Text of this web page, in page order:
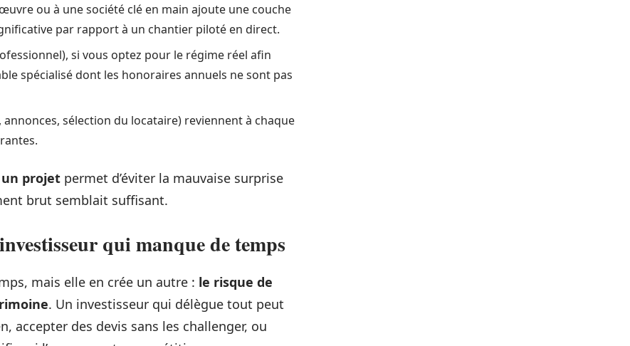
ou à une société clé en main ajoute une couche
par rapport à un chantier piloté en direct.
si vous optez pour le régime réel afin
spécialisé dont les honoraires annuels ne sont pas
sélection du locataire) reviennent à chaque
projet permet d’éviter la mauvaise surprise
brut semblait suffisant.
qui manque de temps
mais elle en crée un autre : le risque de
. Un investisseur qui délègue tout peut
accepter des devis sans les challenger, ou